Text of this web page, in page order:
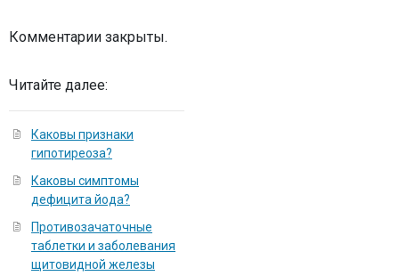
Комментарии закрыты.
Читайте далее:
Каковы признаки
гипотиреоза?
Каковы симптомы
дефицита йода?
Противозачаточные
таблетки и заболевания
щитовидной железы